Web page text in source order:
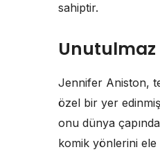
sahiptir.
Unutulmaz
Jennifer Aniston,
özel bir yer
onu dünya
komik yönlerini